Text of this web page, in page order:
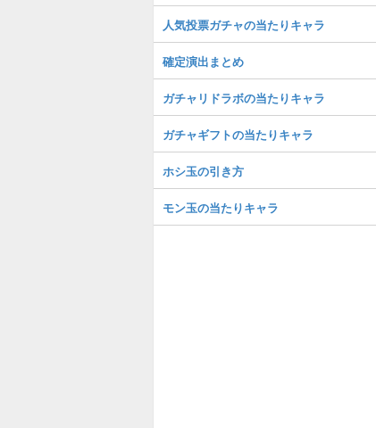
人気投票ガチャの当たりキャラ
確定演出まとめ
ガチャリドラボの当たりキャラ
ガチャギフトの当たりキャラ
ホシ玉の引き方
モン玉の当たりキャラ